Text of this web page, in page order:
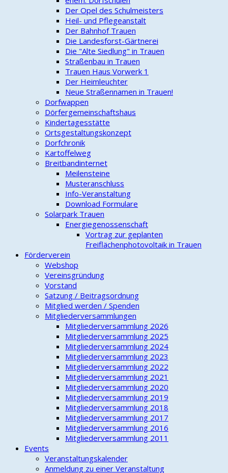
Der Opel des Schulmeisters
Heil- und Pflegeanstalt
Der Bahnhof Trauen
Die Landesforst-Gärtnerei
Die "Alte Siedlung" in Trauen
Straßenbau in Trauen
Trauen Haus Vorwerk 1
Der Heimleuchter
Neue Straßennamen in Trauen!
Dorfwappen
Dörfergemeinschaftshaus
Kindertagesstätte
Ortsgestaltungskonzept
Dorfchronik
Kartoffelweg
Breitbandinternet
Meilensteine
Musteranschluss
Info-Veranstaltung
Download Formulare
Solarpark Trauen
Energiegenossenschaft
Vortrag zur geplanten
Freiflächenphotovoltaik in Trauen
Förderverein
Webshop
Vereinsgründung
Vorstand
Satzung / Beitragsordnung
Mitglied werden / Spenden
Mitgliederversammlungen
Mitgliederversammlung 2026
Mitgliederversammlung 2025
Mitgliederversammlung 2024
Mitgliederversammlung 2023
Mitgliederversammlung 2022
Mitgliederversammlung 2021
Mitgliederversammlung 2020
Mitgliederversammlung 2019
Mitgliederversammlung 2018
Mitgliederversammlung 2017
Mitgliederversammlung 2016
Mitgliederversammlung 2011
Events
Veranstaltungskalender
Anmeldung zu einer Veranstaltung